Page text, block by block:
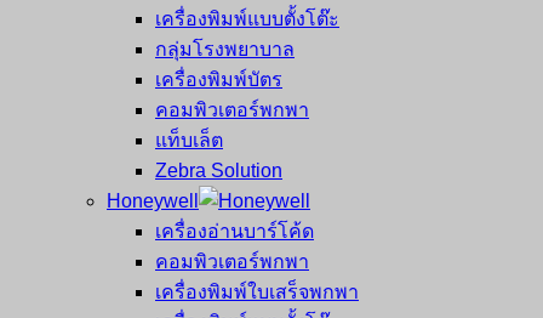
เครื่องพิมพ์แบบตั้งโต๊ะ
กลุ่มโรงพยาบาล
เครื่องพิมพ์บัตร
คอมพิวเตอร์พกพา
แท็บเล็ต
Zebra Solution
Honeywell
เครื่องอ่านบาร์โค้ด
คอมพิวเตอร์พกพา
เครื่องพิมพ์ใบเสร็จพกพา